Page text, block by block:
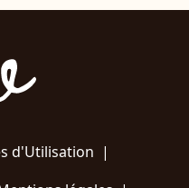
d'Utilisation |